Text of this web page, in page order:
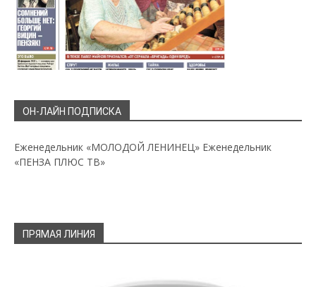
ОН-ЛАЙН ПОДПИСКА
Еженедельник «МОЛОДОЙ ЛЕНИНЕЦ» Еженедельник
«ПЕНЗА ПЛЮС ТВ»
ПРЯМАЯ ЛИНИЯ